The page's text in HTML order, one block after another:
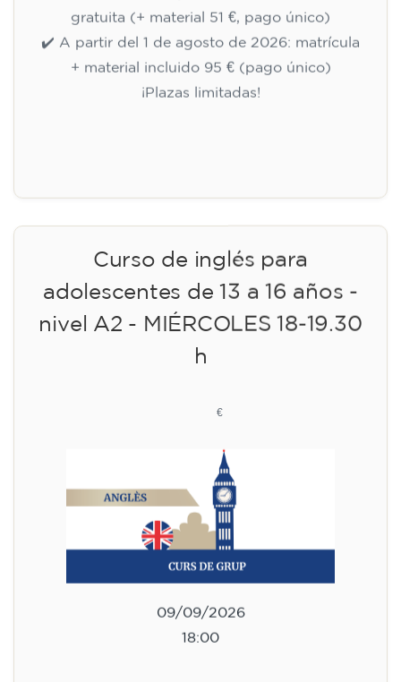
gratuita (+ material 51 €, pago único)
✔️ A partir del 1 de agosto de 2026: matrícula
+ material incluido 95 € (pago único)
¡Plazas limitadas!
Curso de inglés para
adolescentes de 13 a 16 años -
nivel A2 - MIÉRCOLES 18-19.30
h
€
09/09/2026
18:00